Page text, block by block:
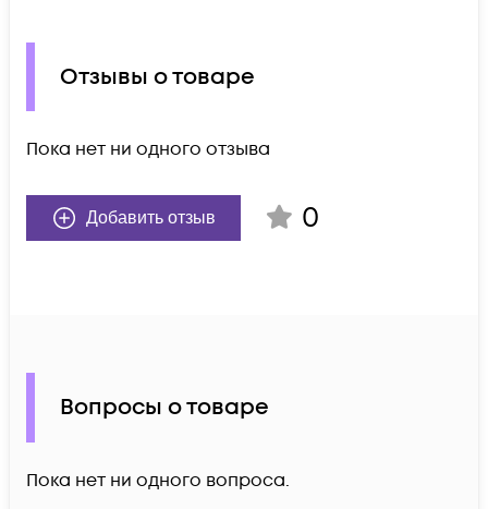
Отзывы о товаре
Пока нет ни одного отзыва
Добавить отзыв 0
Вопросы о товаре
Пока нет ни одного вопроса.